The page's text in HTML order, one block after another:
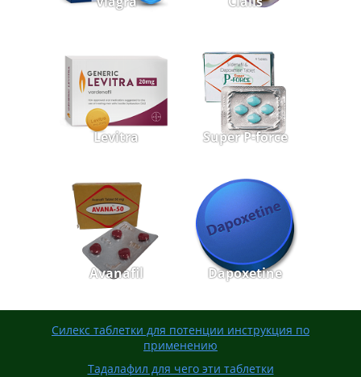
Levitra Super P-force
Avanafil Dapoxetine
Силекс таблетки для потенции инструкция по
применению
Тадалафил для чего эти таблетки